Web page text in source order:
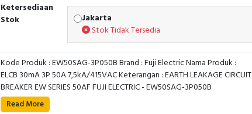
Ketersediaan
Stok
Jakarta
Stok Tidak Tersedia
Kode Produk : EW50SAG-3P050B Brand : Fuji Electric Nama Produk :
ELCB 30mA 3P 50A 7,5kA/415VAC Keterangan : EARTH LEAKAGE CIRCUIT
BREAKER EW SERIES 50AF FUJI ELECTRIC - EW50SAG-3P050B
Read More